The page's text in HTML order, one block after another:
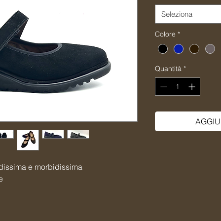
e morbidissima
Seleziona
Colore *
Quantità *